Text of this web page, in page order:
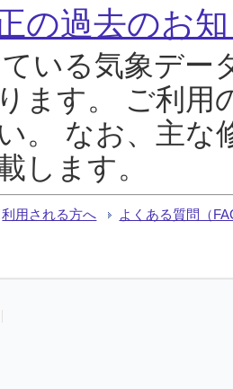
の過去のお
いる気象デー
ます。 ご利用
。 なお、主な
します。
利用される方へ よくある質問（